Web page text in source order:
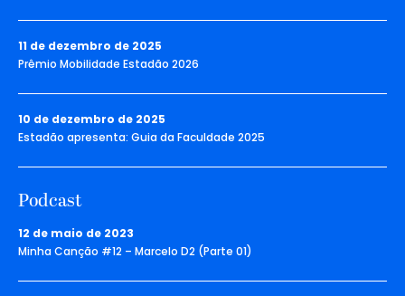
11 de dezembro de 2025
Prêmio Mobilidade Estadão 2026
10 de dezembro de 2025
Estadão apresenta: Guia da Faculdade 2025
Podcast
12 de maio de 2023
Minha Canção #12 – Marcelo D2 (Parte 01)